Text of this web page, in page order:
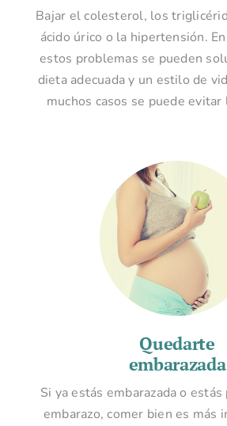
Bajar el colesterol, los
ácido úrico o la hipertensión.
estos problemas se pueden
dieta adecuada y un estilo de
muchos casos se puede evitar
Quedarte
embarazada
Si ya estás embarazada o
embarazo, comer bien es más